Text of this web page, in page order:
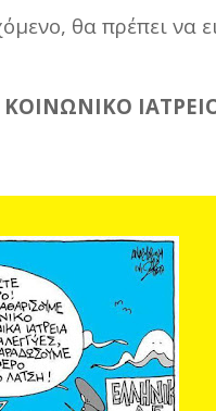
θα πρέπει να